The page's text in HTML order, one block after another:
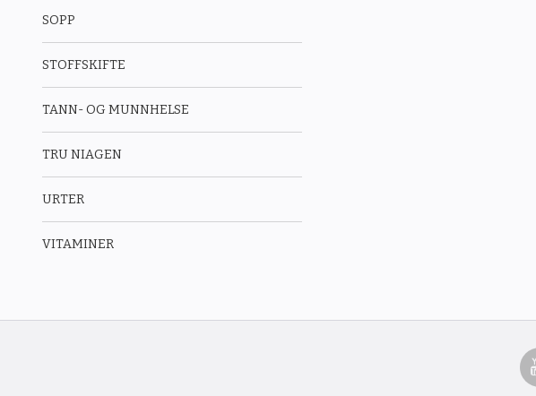
SOPP
STOFFSKIFTE
TANN- OG MUNNHELSE
TRU NIAGEN
URTER
VITAMINER